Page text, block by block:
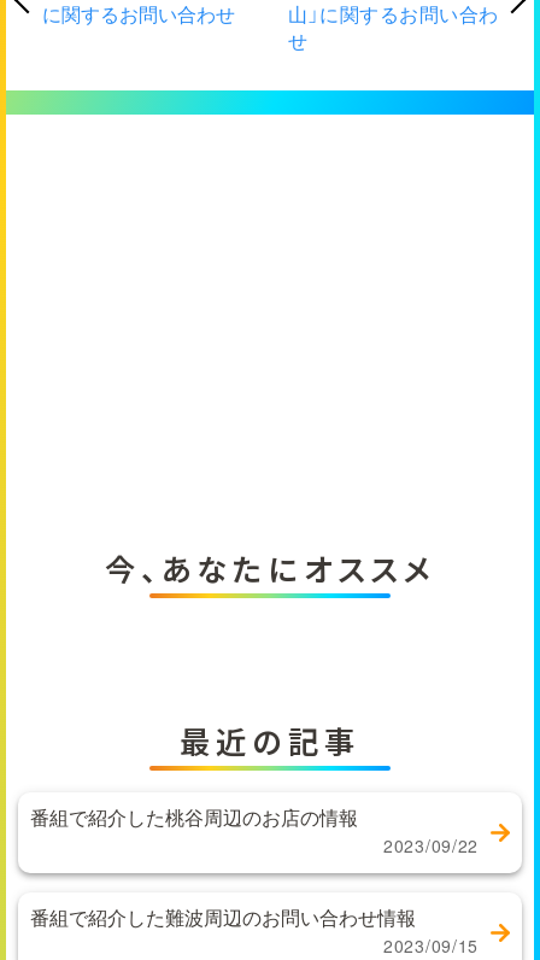
に関するお問い合わせ
山」に関するお問い合わ
せ
今、あなたにオススメ
最近の記事
番組で紹介した桃谷周辺のお店の情報
2023/09/22
番組で紹介した難波周辺のお問い合わせ情報
2023/09/15